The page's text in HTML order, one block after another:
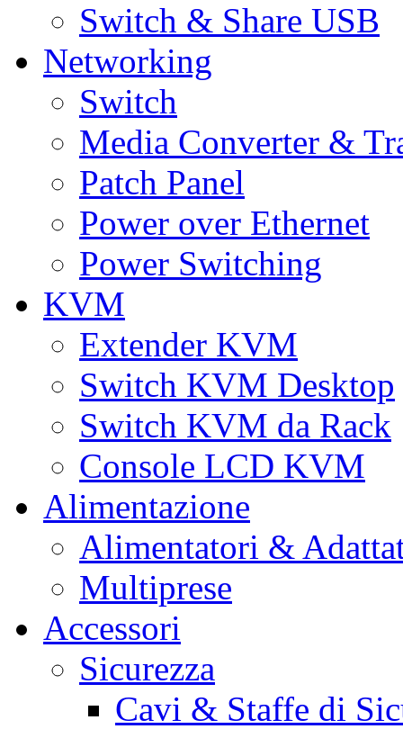
Switch & Share USB
Networking
Switch
Media Converter &
Patch Panel
Power over Ethernet
Power Switching
KVM
Extender KVM
Switch KVM Desktop
Switch KVM da Rack
Console LCD KVM
Alimentazione
Alimentatori &
Multiprese
Accessori
Sicurezza
Cavi & Staffe di